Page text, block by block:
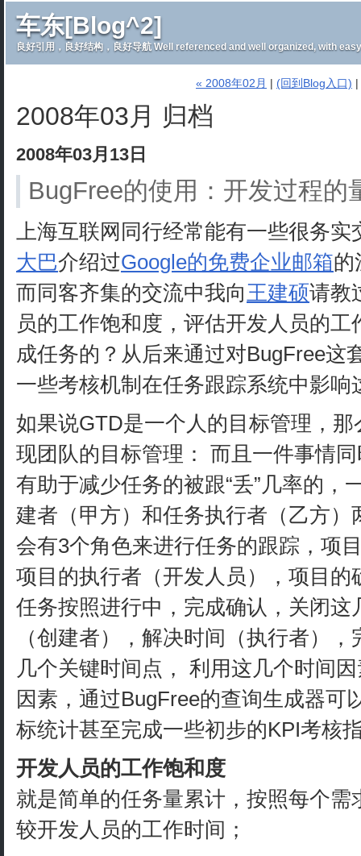
车东[Blog^2]
良好引用，良好结构，良好导航 Well referenced and well organized, with
« 2008年02月 | (回到Blog入口) |
2008年03月 归档
2008年03月13日
BugFree的使用：开发过程的
上海互联网同行经常能有一些很务实
大巴介绍过Google的免费企业邮箱的
而同客齐集的交流中我向王建硕请教
员的工作饱和度，评估开发人员的
成任务的？从后来通过对BugFree这
一些考核机制在任务跟踪系统中影响
如果说GTD是一个人的目标管理，
现团队的目标管理： 而且一件事情
有助于减少任务的被跟“丢”几率的，
建者（甲方）和任务执行者（乙方
会有3个角色来进行任务的跟踪，项
项目的执行者（开发人员），项目
任务按照进行中，完成确认，关闭这
（创建者），解决时间（执行者）
几个关键时间点， 利用这几个时间
因素，通过BugFree的查询生成器可
标统计甚至完成一些初步的KPI考核
开发人员的工作饱和度
就是简单的任务量累计，按照每个
较开发人员的工作时间；